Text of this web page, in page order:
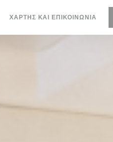
((ΑΝΟΊΓΕΙ ΣΕ ΝΈΟ ΠΑΡΆΘΥΡΟ))
ΧΆΡΤΗΣ ΚΑΙ ΕΠΙΚΟΙΝΩΝΊΑ